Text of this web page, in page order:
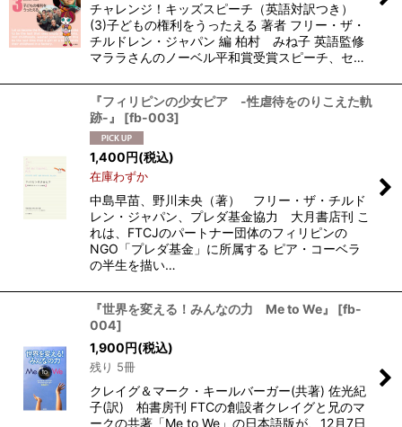
チャレンジ！キッズスピーチ（英語対訳つき）
(3)子どもの権利をうったえる 著者 フリー・ザ・
チルドレン・ジャパン 編 柏村 みね子 英語監修
マララさんのノーベル平和賞受賞スピーチ、セ…
『フィリピンの少女ピア -性虐待をのりこえた軌
跡-』
[fb-003]
1,400円(税込)
在庫わずか
中島早苗、野川未央（著） フリー・ザ・チルド
レン・ジャパン、プレダ基金協力 大月書店刊 こ
れは、FTCJのパートナー団体のフィリピンの
NGO「プレダ基金」に所属する ピア・コーベラ
の半生を描い…
『世界を変える！みんなの力 Me to We』 [fb-
004]
1,900円(税込)
残り 5冊
クレイグ＆マーク・キールバーガー(共著) 佐光紀
子(訳) 柏書房刊 FTCの創設者クレイグと兄のマ
ークの共著「Me to We」の日本語版が、12月7日